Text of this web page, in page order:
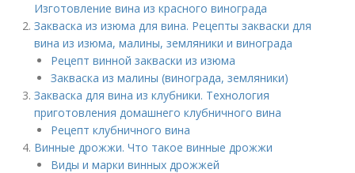
Изготовление вина из красного винограда
Закваска из изюма для вина. Рецепты закваски для
вина из изюма, малины, земляники и винограда
Рецепт винной закваски из изюма
Закваска из малины (винограда, земляники)
Закваска для вина из клубники. Технология
приготовления домашнего клубничного вина
Рецепт клубничного вина
Винные дрожжи. Что такое винные дрожжи
Виды и марки винных дрожжей